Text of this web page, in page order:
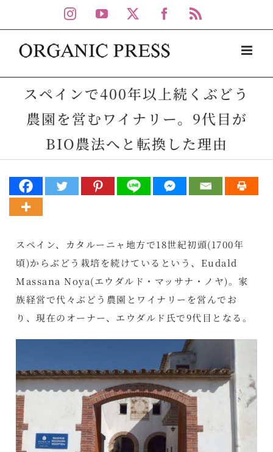
to
content
Instagram
YouTube Facebook
スペインで400年以上続くぶどう
農園を営むワイナリー。9代目が
BIO農法へと転換した理由
スペイン、カタルーニャ地方で18世紀初頭(1700年
頃)からぶどう栽培を続けているという、Eudald
Massana Noya(エウダルド・マッサナ・ノヤ)。家
族経営で代々ぶどう農園とワイナリーを営んでお
り、現在のオーナー、エウダルド氏で9代目となる。